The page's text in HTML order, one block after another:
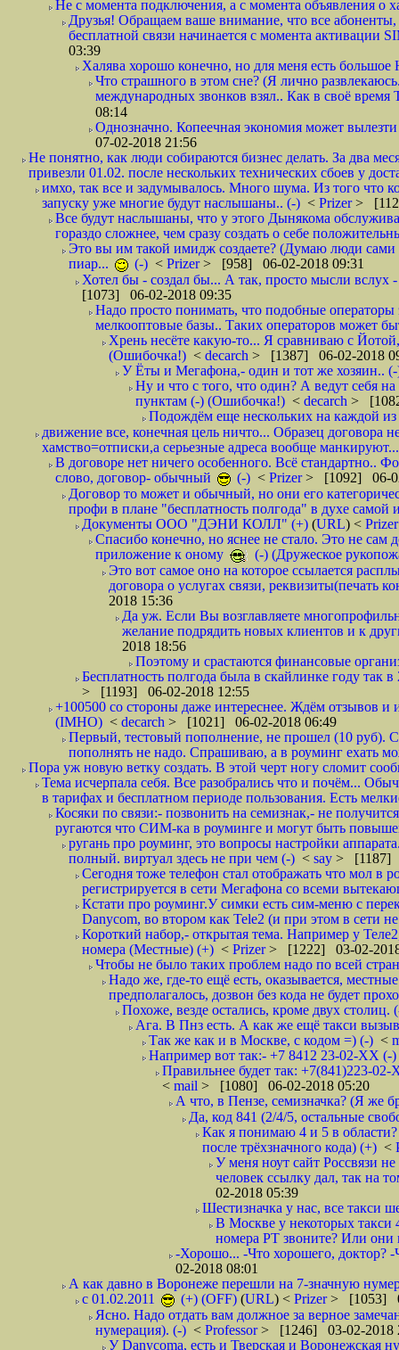
Не с момента подключения, а с момента объявления о
Друзья! Обращаем ваше внимание, что все
бесплатной связи начинается с момента
03:39
Халява хорошо конечно, но для меня есть
Что страшного в этом сне? (Я лично
международных звонков взял.. Как в своё
08:14
Однозначно. Копеечная экономия может
07-02-2018 21:56
Не понятно, как люди собираются бизнес делать. За два
привезли 01.02. после нескольких технических сбоев у
имхо, так все и задумывалось. Много шума. Из того что
запуску уже многие будут наслышаны.. (-) < Prizer>
Все будут наслышаны, что у этого Дынякома
гораздо сложнее, чем сразу создать о себе
Это вы им такой имидж создаете? (Думаю люди сами
пиар...
(-) < Prizer> [958] 06-02-2018 09:31
Хотел бы - создал бы... А так, просто мысли вслух
[1073] 06-02-2018 09:35
Надо просто понимать, что подобные
мелкооптовые базы.. Таких операторов может
Хрень несёте какую-то... Я сравниваю с
(Ошибочка!) < decarch > [1387] 06-02-2018
У Ёты и Мегафона,- один и тот же хозяин..
Ну и что с того, что один? А ведут себя
пунктам (-) (Ошибочка!) < decarch >
Подождём еще нескольких на каждой из
движение все, конечная цель ничто... Образец договора
хамство=отписки,а серьезные адреса вообще
В договоре нет ничего особенного. Всё стандартно..
слово, договор- обычный
(-) < Prizer> [1092] 06-
Договор то может и обычный, но они его
профи в плане "бесплатность полгода" в духе
Документы ООО "ДЭНИ КОЛЛ" (+) (URL) <
Спасибо конечно, но яснее не стало. Это не сам
приложение к оному
(-) (Дружеское
Это вот самое оно на которое ссылается
договора о услугах связи, реквизиты(печать
2018 15:36
Да уж. Если Вы возглавляете
желание подрядить новых клиентов и к
2018 18:56
Поэтому и срастаются финансовые
Бесплатность полгода была в скайлинке году
> [1193] 06-02-2018 12:55
+100500 со стороны даже интереснее. Ждём отзывов и
(IMHO) < decarch > [1021] 06-02-2018 06:49
Первый, тестовый пополнение, не прошел (10 руб).
пополнять не надо. Спрашиваю, а в роуминг ехать
Пора уж новую ветку создать. В этой черт ногу сломит
Тема исчерпала себя. Все разобрались что и почём...
в тарифах и бесплатном периоде пользования. Есть
Косяки по связи:- позвонить на семизнак,- не
ругаются что СИМ-ка в роуминге и могут быть
ругань про роуминг, это вопросы настройки
полный. виртуал здесь не при чем (-) < say > [1187]
Сегодня тоже телефон стал отображать что мол в
регистрируется в сети Мегафона со всеми
Кстати про роуминг.У симки есть сим-меню с
Danycom, во втором как Tele2 (и при этом в сети
Короткий набор,- открытая тема. Например у
номера (Местные) (+) < Prizer> [1222] 03-02-
Чтобы не было таких проблем надо по всей
Надо же, где-то ещё есть, оказывается,
предполагалось, дозвон без кода не будет
Похоже, везде остались, кроме двух
Ага. В Пнз есть. А как же ещё такси
Так же как и в Москве, с кодом =) (-) <
Например вот так:- +7 8412 23-02-ХХ (-
Правильнее будет так: +7(841)223-
< mail > [1080] 06-02-2018 05:20
А что, в Пензе, семизначка? (Я же
Да, код 841 (2/4/5, остальные
Как я понимаю 4 и 5 в
после трёхзначного кода) (+) <
У меня ноут сайт Россвязи
человек ссылку дал, так на
02-2018 05:39
Шестизначка у нас, все такси
В Москве у некоторых такси
номера РТ звоните? Или они
-Хорошо... -Что хорошего, доктор?
02-2018 08:01
А как давно в Воронеже перешли на 7-значную
с 01.02.2011
(+) (OFF) (URL) < Prizer> [1053]
Ясно. Надо отдать вам должное за верное
нумерация). (-) < Professor> [1246] 03-02-2018
У Danycoma, есть и Тверская и Воронежская